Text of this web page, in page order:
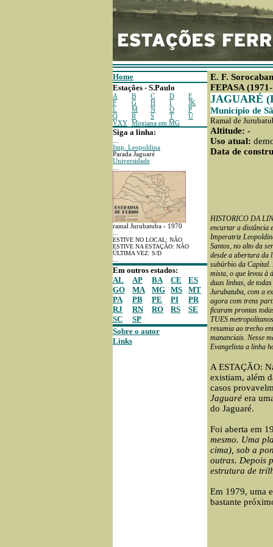
Home
Estações - S.Paulo
A B C D
E
F
G H I
JK
L
M N O
P
Q
R S T
U
VXY
Mogiana em MG
Siga a linha:
Imp. Leopoldina
Parada Jaguaré
Universidade
ramal Jurubatuba - 1970
ESTIVE NO LOCAL: NÃO
ESTIVE NA ESTAÇÃO: NÃO
ÚLTIMA VEZ: S/D
Em outros estados:
AL
AP BA CE
ES
GO
MA MG MS
MT
PA
PB PE PI
PR
RJ
RN RO RS
SE
SC
SP
Sobre o autor
Links
E. F.
FEPASA
JAGUARÉ
Município de
Ramal de
Altitude: -
Uso atual:
Data de
HISTORICO DA
encurtar a distância
Imperatriz
Santos, no alto da
desde a abertura da
subúrbio da Capital.
mista, o que levou à
duas linhas, de
Jurubatuba, com a
agora com trens
ficaram prontas
TUES
resumia ao trecho
mananciais. Nesse
Evangelista a linha
A ESTAÇÃO:
existiam, além
casos
Jaguaré era
do Jaguaré.
Foi aberta em
mesmo. Uma
cima), sob a
outras. Depois
estrutura de
Em 1979, uma
bastante